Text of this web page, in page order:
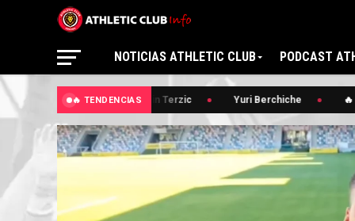
NOTICIAS ATHLETIC CLUB PODCAST
🔥 TENDENCIAS🔥 Edin Terzic Yuri Berchiche 🔥